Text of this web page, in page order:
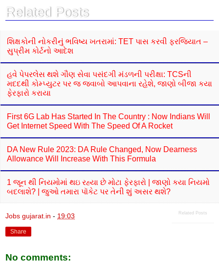
o
k
p
p
Related Posts
શિક્ષકોની નોકરીનું ભવિષ્ય ખતરામાં: TET પાસ કરવી ફરજિયાત –
સુપ્રીમ કોર્ટનો આદેશ
હવે પેપરલેસ થશે ગૌણ સેવા પસંદગી મંડળની પરીક્ષા: TCSની
મદદથી કોમ્પ્યુટર પર જ જવાબો આપવાના રહેશે, જાણો બીજા કયા
ફેરફારો કરાયા
First 6G Lab Has Started In The Country : Now Indians Will
Get Internet Speed With The Speed Of A Rocket
DA New Rule 2023: DA Rule Changed, Now Dearness
Allowance Will Increase With This Formula
1 જૂન થી નિયમોમાં થઇ રહ્યા છે મોટા ફેરફારો | જાણો કયા નિયમો
બદલાશે? | જુઓ તમારા પૉકેટ પર તેની શું અસર થશે?
Related Posts
Jobs gujarat.in - 19:03
Share
No comments: